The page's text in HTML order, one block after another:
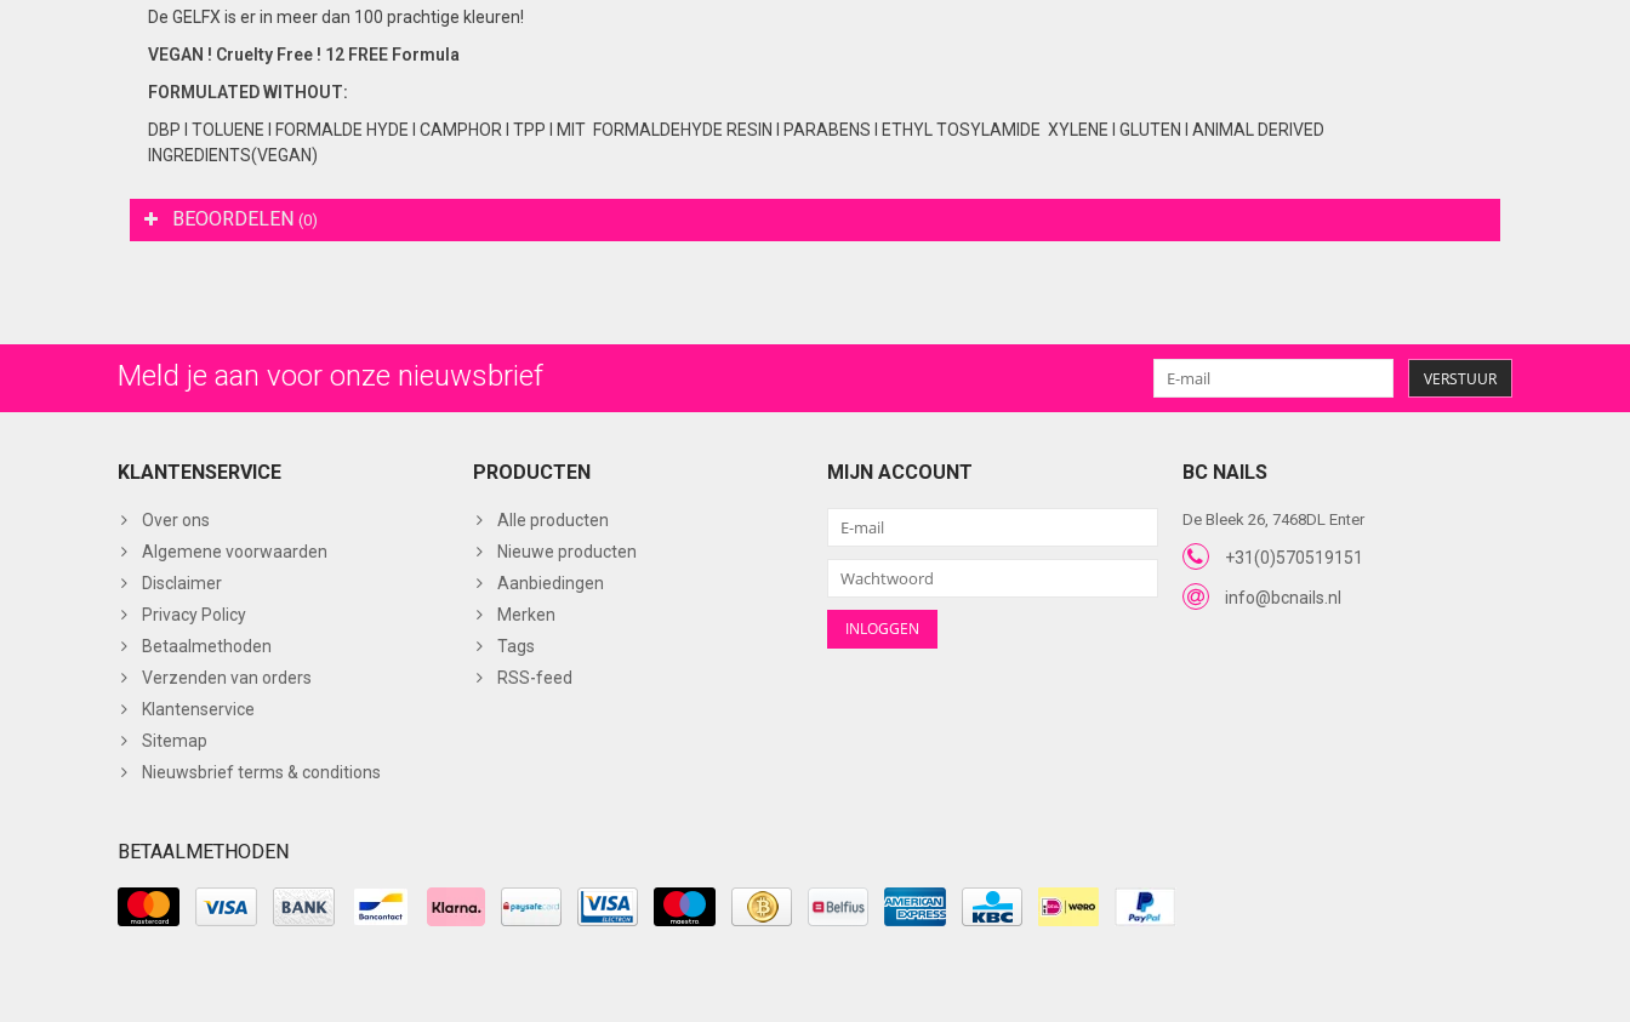
De GELFX is er in meer dan 100 prachtige kleuren!
VEGAN ! Cruelty Free ! 12 FREE Formula
FORMULATEDWITHOUT:
DBP I TOLUENE I FORMALDE HYDE I CAMPHOR I TPP I MIT FORMALDEHYDE RESIN I PARABENS I ETHYL TOSYLAMIDE XYLENE I GLUTEN I ANIMAL DERIVED
INGREDIENTS(VEGAN)
BEOORDELEN (0)
Meld je aan voor onze nieuwsbrief VERSTUUR
KLANTENSERVICE
Over ons
Algemene voorwaarden
Disclaimer
Privacy Policy
Betaalmethoden
Verzenden van orders
Klantenservice
Sitemap
Nieuwsbrief terms & conditions
PRODUCTEN
Alle producten
Nieuwe producten
Aanbiedingen
Merken
Tags
RSS-feed
MIJN ACCOUNT BC NAILS
De Bleek 26, 7468DL Enter
+31(0)570519151
info@bcnails.nl
BETAALMETHODEN